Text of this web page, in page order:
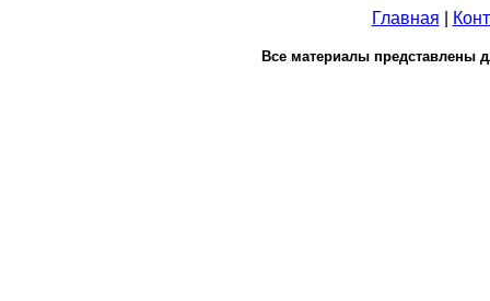
Главная
Все материалы представлены